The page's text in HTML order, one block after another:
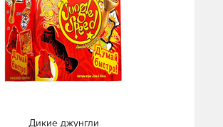
Дикие джунгли